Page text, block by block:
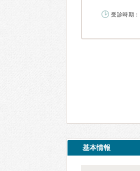
受診時期
基本情報